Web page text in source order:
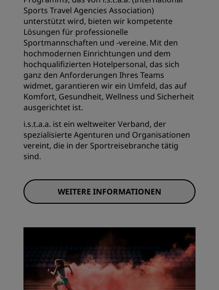
Sports Travel Agencies Association)
unterstützt wird, bieten wir kompetente
Lösungen für professionelle
Sportmannschaften und -vereine. Mit den
hochmodernen Einrichtungen und dem
hochqualifizierten Hotelpersonal, das sich
ganz den Anforderungen Ihres Teams
widmet, garantieren wir ein Umfeld, das auf
Komfort, Gesundheit, Wellness und Sicherheit
ausgerichtet ist.
i.s.t.a.a. ist ein weltweiter Verband, der
spezialisierte Agenturen und Organisationen
vereint, die in der Sportreisebranche tätig
sind.
WEITERE INFORMATIONEN